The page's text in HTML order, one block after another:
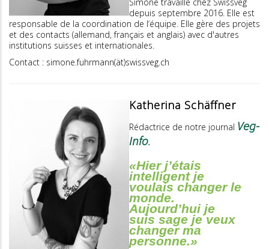
Simone travaille chez Swissveg
depuis septembre 2016. Elle est
responsable de la coordination de l‘équipe. Elle gère des projets
et des contacts (allemand, français et anglais) avec d'autres
institutions suisses et internationales.
Contact : simone.fuhrmann(ät)swissveg.ch
Katherina Schäffner
Rédactrice de notre journal Veg-
Info.
«Hier j’étais
intelligent je
voulais changer le
monde.
Aujourd’hui je
suis sage je veux
changer ma
personne.»